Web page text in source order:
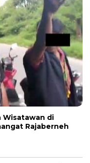
Wisatawan di
Rajaberneh